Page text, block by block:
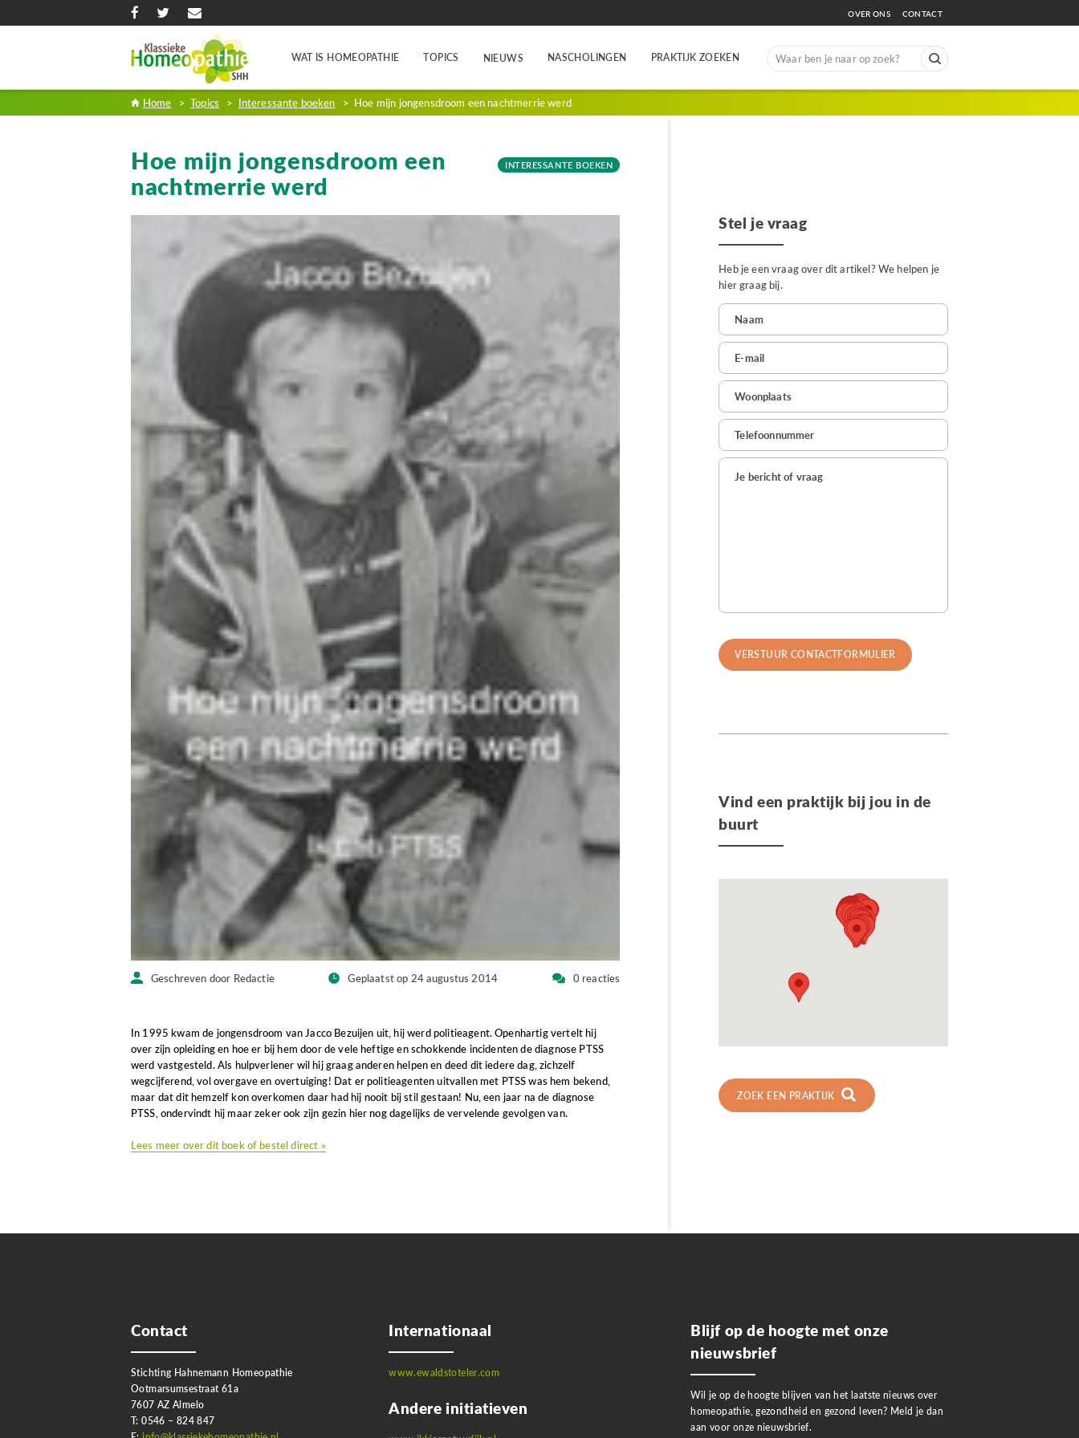
OVER ONS CONTACT
WAT IS HOMEOPATHIE TOPICS NIEUWS NASCHOLINGEN PRAKTIJK ZOEKEN
Search
Home > Topics > Interessante boeken > Hoe mijn jongensdroom een nachtmerrie werd
Hoe mijn jongensdroom een
nachtmerrie werd
INTERESSANTE BOEKEN
Geschreven door Redactie Geplaatst op 24 augustus 2014 0 reacties
In 1995 kwam de jongensdroom van Jacco Bezuijen uit, hij werd politieagent. Openhartig vertelt hij
over zijn opleiding en hoe er bij hem door de vele heftige en schokkende incidenten de diagnose PTSS
werd vastgesteld. Als hulpverlener wil hij graag anderen helpen en deed dit iedere dag, zichzelf
wegcijferend, vol overgave en overtuiging! Dat er politieagenten uitvallen met PTSS was hem bekend,
maar dat dit hemzelf kon overkomen daar had hij nooit bij stil gestaan! Nu, een jaar na de diagnose
PTSS, ondervindt hij maar zeker ook zijn gezin hier nog dagelijks de vervelende gevolgen van.
Lees meer over dit boek of bestel direct »
Stel je vraag
Heb je een vraag over dit artikel? We helpen je
hier graag bij.
Vind een praktijk bij jou in de
buurt
ZOEK EEN PRAKTIJK
Contact
Stichting Hahnemann Homeopathie
Ootmarsumsestraat 61a
7607 AZ Almelo
T: 0546 – 824 847
Internationaal
www.ewaldstoteler.com
Andere initiatieven
Blijf op de hoogte met onze
nieuwsbrief
Wil je op de hoogte blijven van het laatste nieuws over
homeopathie, gezondheid en gezond leven? Meld je dan
aan voor onze nieuwsbrief.